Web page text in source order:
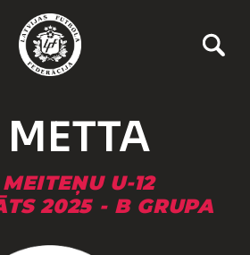
METTA
U-12
2025 - B GRUPA